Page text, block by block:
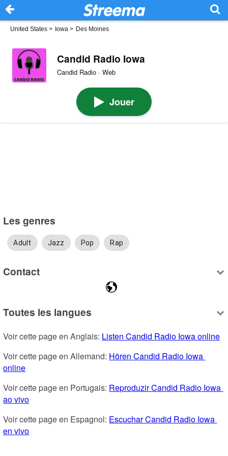
United States > Iowa > Des Moines
Candid Radio Iowa
Candid Radio · Web
Jouer
Les genres
Adult Jazz Pop Rap
Contact
Toutes les langues
Voir cette page en Anglais: Listen Candid Radio Iowa online
Voir cette page en Allemand: Hören Candid Radio Iowa
online
Voir cette page en Portugais: Reproduzir Candid Radio Iowa
ao vivo
Voir cette page en Espagnol: Escuchar Candid Radio Iowa
en vivo